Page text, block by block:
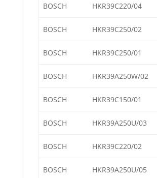
BOSCH HKR39C220/04
BOSCH HKR39C250/02
BOSCH HKR39C250/01
BOSCH HKR39A250W/02
BOSCH HKR39C150/01
BOSCH HKR39A250U/03
BOSCH HKR39C220/02
BOSCH HKR39A250U/05